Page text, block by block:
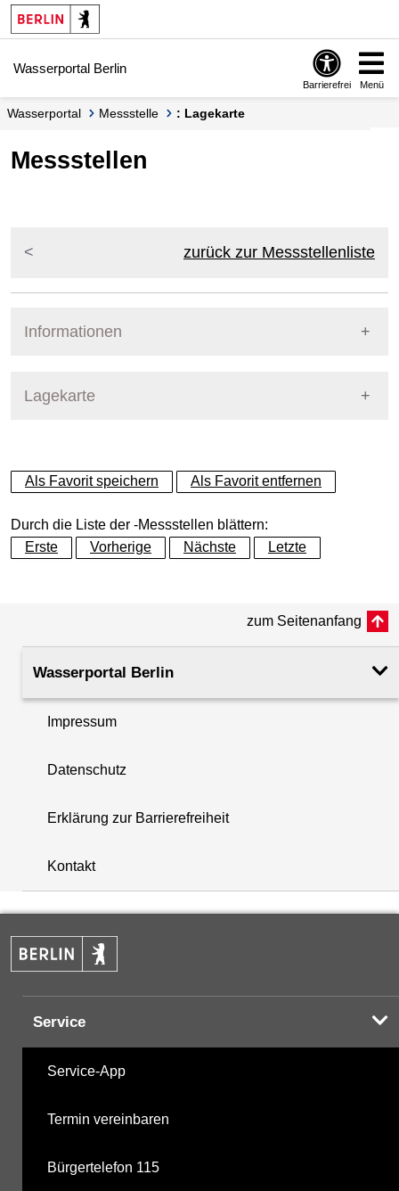
Springe zur Navigation
Springe zum Inhalt
Wasserportal Berlin
Barrierefrei Menü
Wasserportal Messstelle : Lagekarte
Messstellen
zurück zur Messstellenliste
Informationen
Lagekarte
+
−
+
−
Als Favorit speichern Als Favorit entfernen
Durch die Liste der -Messstellen blättern:
Erste
Vorherige Nächste Letzte
zum Seitenanfang
Wasserportal Berlin
Impressum
Datenschutz
Erklärung zur Barrierefreiheit
Kontakt
Service
Service-App
Termin vereinbaren
Bürgertelefon 115